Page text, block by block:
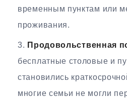
временным пунктам или
проживания.
Продовольственная
бесплатные столовые и
становились
многие семьи не могли